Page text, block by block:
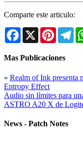
Comparte este articulo:
Facebook
X Pinterest
Mas Publicaciones
« Realm of Ink presenta
Entropy Effect
Audio sin límites para
ASTRO A20 X de
News - Patch Notes